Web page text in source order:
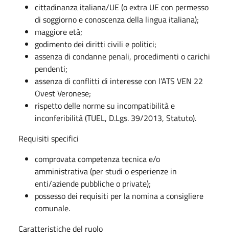
cittadinanza italiana/UE (o extra UE con permesso
di soggiorno e conoscenza della lingua italiana);
maggiore età;
godimento dei diritti civili e politici;
assenza di condanne penali, procedimenti o carichi
pendenti;
assenza di conflitti di interesse con l’ATS VEN 22
Ovest Veronese;
rispetto delle norme su incompatibilità e
inconferibilità (TUEL, D.Lgs. 39/2013, Statuto).
Requisiti specifici
comprovata competenza tecnica e/o
amministrativa (per studi o esperienze in
enti/aziende pubbliche o private);
possesso dei requisiti per la nomina a consigliere
comunale.
Caratteristiche del ruolo